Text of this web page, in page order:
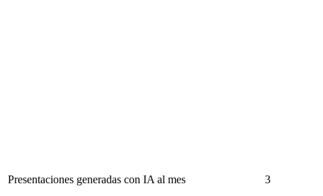
Presentaciones generadas con IA al mes 3